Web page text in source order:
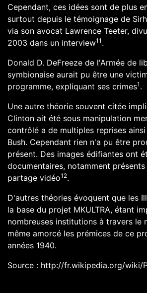
Cependant, ces idées sont de plus
surtout depuis le témoignage de
via son avocat Lawrence Teeter,
2003 dans un interview11 .
Donald D. DeFreeze de l'Armée de
symbionaise aurait pu être une
programme, expliquant ses crimes1 .
Une autre théorie souvent citée
Clinton ait été sous manipulation
contrôlé a de multiples reprises
Bush. Cependant rien n'a pu être
présent. Des images édifiantes ont
documentaires, notamment
partage vidéo12.
D'autres théories évoquent que les
la base du projet MKULTRA, étant
nombreuses institutions à travers le
même amorcé les prémices de ce
années 1940.
Source : http://fr.wikipedia.org/wiki/